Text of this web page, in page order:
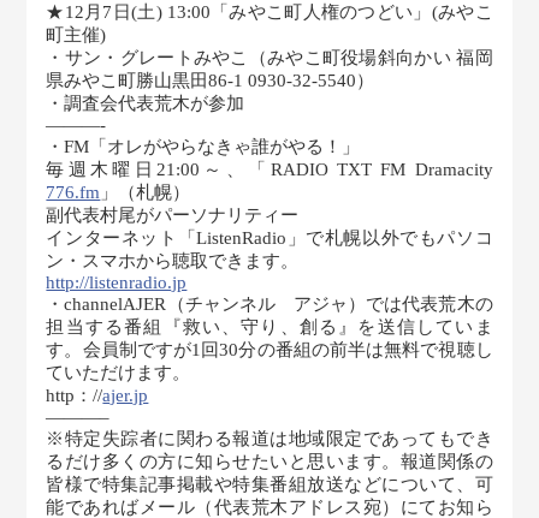
★12月7日(土) 13:00「みやこ町人権のつどい」(みやこ
町主催)
・サン・グレートみやこ（みやこ町役場斜向かい 福岡
県みやこ町勝山黒田86-1 0930-32-5540）
・調査会代表荒木が参加
———-
・FM「オレがやらなきゃ誰がやる！」
毎週木曜日21:00～、「RADIO TXT FM Dramacity
776.fm 」（札幌）
副代表村尾がパーソナリティー
インターネット「ListenRadio」で札幌以外でもパソコ
ン・スマホから聴取できます。
http://listenradio.jp
・channelAJER（チャンネル アジャ）では代表荒木の
担当する番組『救い、守り、創る』を送信していま
す。会員制ですが1回30分の番組の前半は無料で視聴し
ていただけます。
http：//ajer.jp
———–
※特定失踪者に関わる報道は地域限定であってもでき
るだけ多くの方に知らせたいと思います。報道関係の
皆様で特集記事掲載や特集番組放送などについて、可
能であればメール（代表荒木アドレス宛）にてお知ら